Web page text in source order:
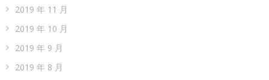
2019 年 11 月
2019 年 10 月
2019 年 9 月
2019 年 8 月